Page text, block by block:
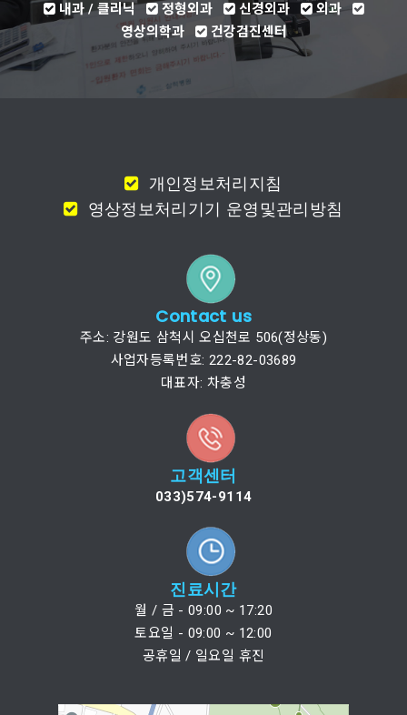
내과 / 클리닉 정형외과 신경외과
외과
영상의학과
건강검진센터
개인정보처리지침
영상정보처리기기 운영및관리방침
Contact us
주소: 강원도 삼척시 오십천로 506(정상동)
사업자등록번호: 222-82-03689
대표자: 차충성
고객센터
033)574-9114
진료시간
월 / 금 - 09:00 ~ 17:20
토요일 - 09:00 ~ 12:00
공휴일 / 일요일 휴진